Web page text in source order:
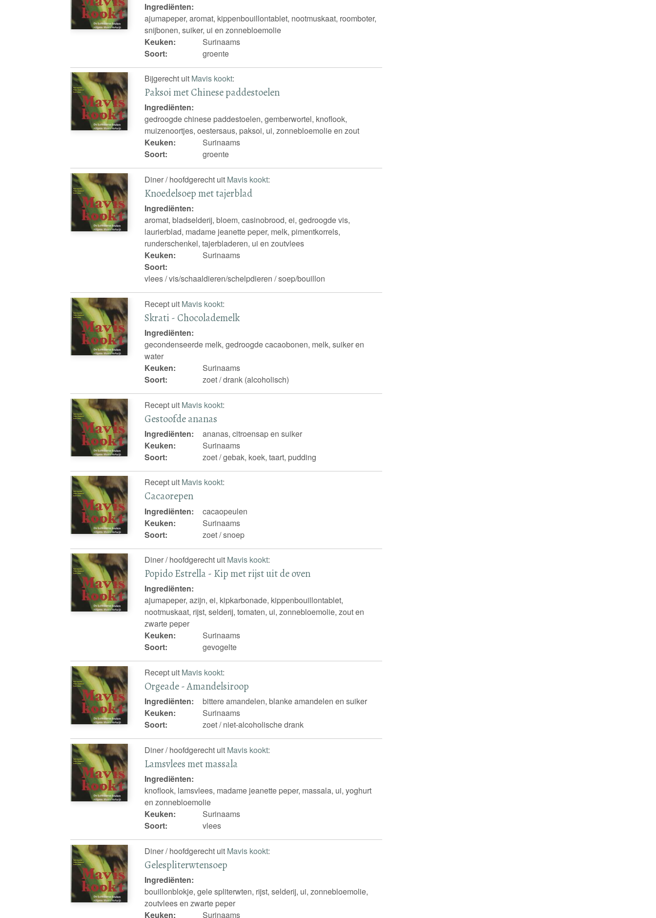
Ingrediënten:
ajumapeper, aromat, kippenbouillontablet, nootmuskaat, roomboter,
snijbonen, suiker, ui en zonnebloemolie
Keuken:
Surinaams
Soort:
groente
Bijgerecht uit Mavis kookt:
Paksoi met Chinese paddestoelen
Ingrediënten:
gedroogde chinese paddestoelen, gemberwortel, knoflook,
muizenoortjes, oestersaus, paksoi, ui, zonnebloemolie en zout
Keuken:
Surinaams
Soort:
groente
Diner / hoofdgerecht uit Mavis kookt:
Knoedelsoep met tajerblad
Ingrediënten:
aromat, bladselderij, bloem, casinobrood, ei, gedroogde vis,
laurierblad, madame jeanette peper, melk, pimentkorrels,
runderschenkel, tajerbladeren, ui en zoutvlees
Keuken:
Surinaams
Soort:
vlees / vis/schaaldieren/schelpdieren / soep/bouillon
Recept uit Mavis kookt:
Skrati - Chocolademelk
Ingrediënten:
gecondenseerde melk, gedroogde cacaobonen, melk, suiker en
water
Keuken:
Surinaams
Soort:
zoet / drank (alcoholisch)
Recept uit Mavis kookt:
Gestoofde ananas
Ingrediënten:
ananas, citroensap en suiker
Keuken:
Surinaams
Soort:
zoet / gebak, koek, taart, pudding
Recept uit Mavis kookt:
Cacaorepen
Ingrediënten:
cacaopeulen
Keuken:
Surinaams
Soort:
zoet / snoep
Diner / hoofdgerecht uit Mavis kookt:
Popido Estrella - Kip met rijst uit de oven
Ingrediënten:
ajumapeper, azijn, ei, kipkarbonade, kippenbouillontablet,
nootmuskaat, rijst, selderij, tomaten, ui, zonnebloemolie, zout en
zwarte peper
Keuken:
Surinaams
Soort:
gevogelte
Recept uit Mavis kookt:
Orgeade - Amandelsiroop
Ingrediënten:
bittere amandelen, blanke amandelen en suiker
Keuken:
Surinaams
Soort:
zoet / niet-alcoholische drank
Diner / hoofdgerecht uit Mavis kookt:
Lamsvlees met massala
Ingrediënten:
knoflook, lamsvlees, madame jeanette peper, massala, ui, yoghurt
en zonnebloemolie
Keuken:
Surinaams
Soort:
vlees
Diner / hoofdgerecht uit Mavis kookt:
Gelespliterwtensoep
Ingrediënten:
bouillonblokje, gele spliterwten, rijst, selderij, ui, zonnebloemolie,
zoutvlees en zwarte peper
Keuken:
Surinaams